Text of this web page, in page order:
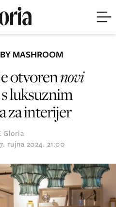
MASHROOM
otvorennovi
s luksuznim
za interijer
Gloria
rujna 2024. 21:00